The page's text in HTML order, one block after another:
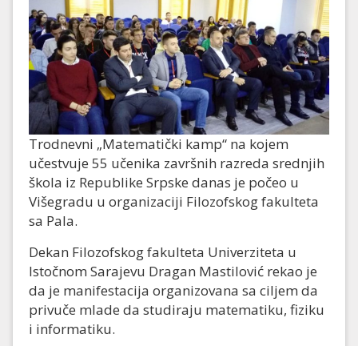
Trodnevni „Matematički kamp“ na kojem
učestvuje 55 učenika završnih razreda srednjih
škola iz Republike Srpske danas je počeo u
Višegradu u organizaciji Filozofskog fakulteta
sa Pala.
Dekan Filozofskog fakulteta Univerziteta u
Istočnom Sarajevu Dragan Mastilović rekao je
da je manifestacija organizovana sa ciljem da
privuče mlade da studiraju matematiku, fiziku
i informatiku.